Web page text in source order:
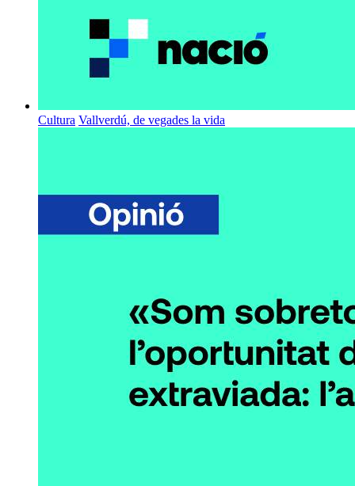
Cultura Vallverdú, de vegades la vida